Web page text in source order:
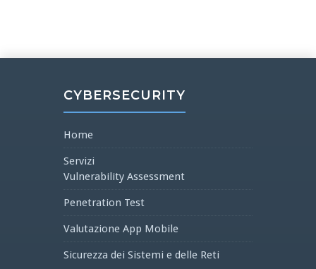
CYBERSECURITY
Home
Servizi
Vulnerability Assessment
Penetration Test
Valutazione App Mobile
Sicurezza dei Sistemi e delle Reti